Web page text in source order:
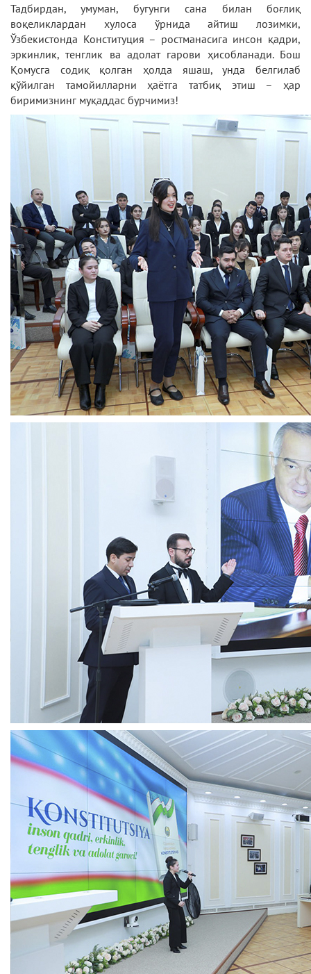
Тадбирдан, умуман, бугунги сана билан боғлиқ
воқеликлардан хулоса ўрнида айтиш лозимки,
Ўзбекистонда Конституция – ростманасига инсон қадри,
эркинлик, тенглик ва адолат гарови ҳисобланади. Бош
Қомусга содиқ қолган ҳолда яшаш, унда белгилаб
қўйилган тамойилларни ҳаётга татбиқ этиш – ҳар
биримизнинг муқаддас бурчимиз!